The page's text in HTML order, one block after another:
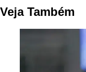
Veja Também